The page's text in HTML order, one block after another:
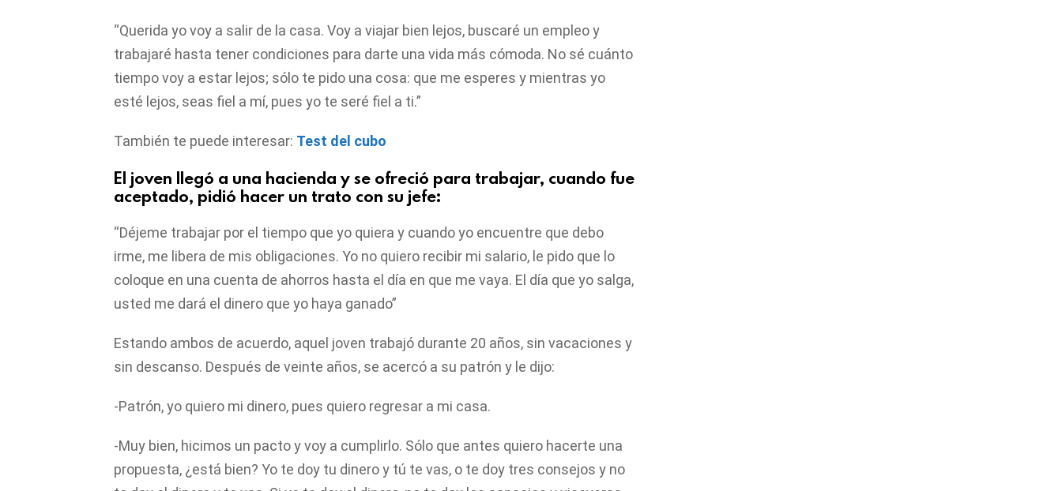
“Querida yo voy a salir de la casa. Voy a viajar bien lejos, buscaré un empleo y
trabajaré hasta tener condiciones para darte una vida más cómoda. No sé cuánto
tiempo voy a estar lejos; sólo te pido una cosa: que me esperes y mientras yo
esté lejos, seas fiel a mí, pues yo te seré fiel a ti.”
También te puede interesar: Test del cubo
El joven llegó a una hacienda y se ofreció para trabajar, cuando fue
aceptado, pidió hacer un trato con su jefe:
“Déjeme trabajar por el tiempo que yo quiera y cuando yo encuentre que debo
irme, me libera de mis obligaciones. Yo no quiero recibir mi salario, le pido que lo
coloque en una cuenta de ahorros hasta el día en que me vaya. El día que yo salga,
usted me dará el dinero que yo haya ganado”
Estando ambos de acuerdo, aquel joven trabajó durante 20 años, sin vacaciones y
sin descanso. Después de veinte años, se acercó a su patrón y le dijo:
-Patrón, yo quiero mi dinero, pues quiero regresar a mi casa.
-Muy bien, hicimos un pacto y voy a cumplirlo. Sólo que antes quiero hacerte una
propuesta, ¿está bien? Yo te doy tu dinero y tú te vas, o te doy tres consejos y no